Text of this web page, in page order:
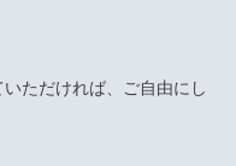
ただければ、ご自由にし